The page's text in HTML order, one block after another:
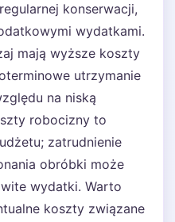
konserwacji,
wydatkami.
mają wyższe koszty
utrzymanie
na niską
robocizny to
zatrudnienie
obróbki może
wydatki. Warto
koszty związane